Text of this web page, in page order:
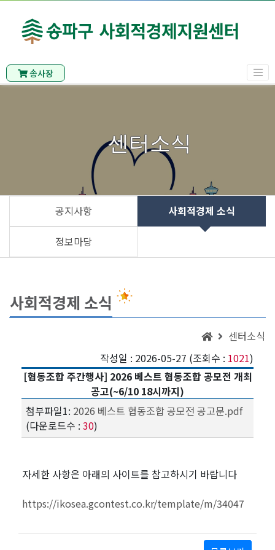
송사장
센터소식
공지사항 사회적경제 소식
정보마당
사회적경제 소식
센터소식
작성일 : 2026-05-27 (조회수 : 1021)
[협동조합 주간행사] 2026 베스트 협동조합 공모전 개최
공고(~6/10 18시까지)
첨부파일1: 2026 베스트 협동조합 공모전 공고문.pdf
(다운로드수 : 30)
자세한 사항은 아래의 사이트를 참고하시기 바랍니다
https://ikosea.gcontest.co.kr/template/m/34047